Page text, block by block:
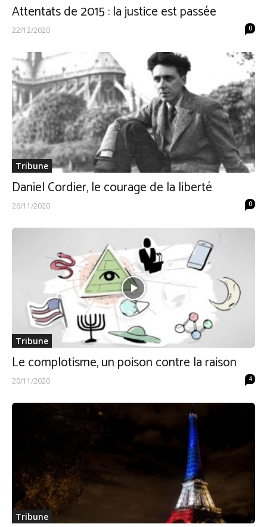
Attentats de 2015 : la justice est passée
22/12/2020 0
Tribune
Daniel Cordier, le courage de la liberté
26/11/2020 0
Tribune
Le complotisme, un poison contre la raison
20/11/2020 4
Tribune